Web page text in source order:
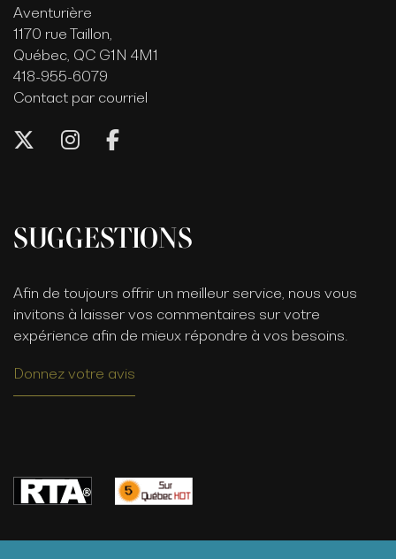
Aventurière
1170 rue Taillon,
Québec, QC G1N 4M1
418-955-6079
Contact par courriel
SUGGESTIONS
Afin de toujours offrir un meilleur service, nous vous
invitons à laisser vos commentaires sur votre
expérience afin de mieux répondre à vos besoins.
Donnez votre avis